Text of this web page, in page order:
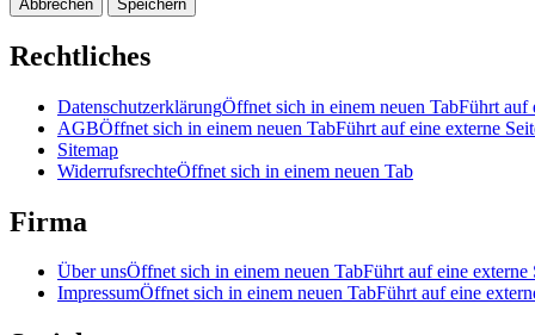
Abbrechen Speichern
Rechtliches
DatenschutzerklärungÖffnet sich in einem neuen TabFührt auf
AGBÖffnet sich in einem neuen TabFührt auf eine externe
Sitemap
WiderrufsrechteÖffnet sich in einem neuen Tab
Firma
Über unsÖffnet sich in einem neuen TabFührt auf eine externe
ImpressumÖffnet sich in einem neuen TabFührt auf eine